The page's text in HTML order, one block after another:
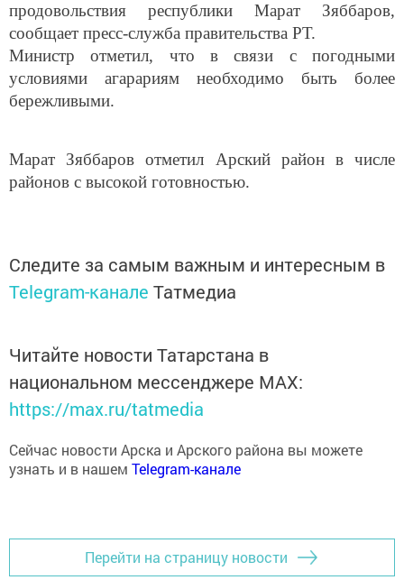
сообщает пресс-служба правительства РТ.
Министр отметил, что в связи с погодными
условиями агарариям необходимо быть более
бережливыми.
районов с высокой готовностью.
Telegram-каналеТатмедиа
национальном мессенджере MАХ:
https://max.ru/tatmedia
узнать и в нашемTelegram-канале
Перейти на страницу новости